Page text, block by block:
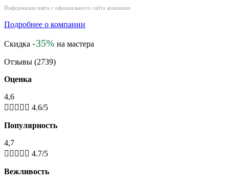
Информация взята с официального сайта компании
Подробнее о компании
Скидка -35% на мастера
Отзывы (2739)
Оценка
4,6
     4.6/5
Популярность
4,7
     4.7/5
Вежливость